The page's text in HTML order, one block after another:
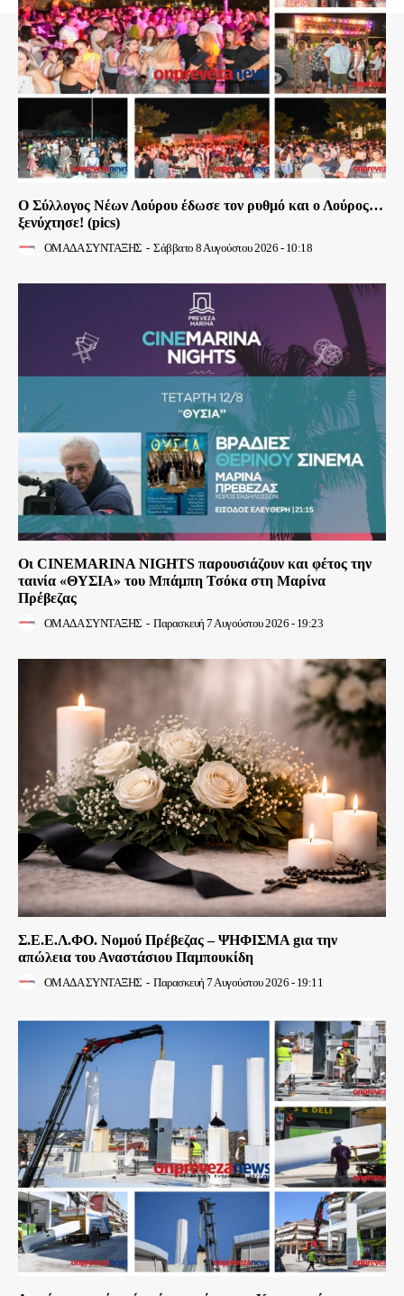
Ο Σύλλογος Νέων Λούρου έδωσε τον ρυθμό και ο Λούρος…
ξενύχτησε! (pics)
ΟΜΑΔΑ ΣΥΝΤΑΞΗΣ - Σάββατο 8 Αυγούστου 2026 - 10:18
Οι CINEMARINA NIGHTS παρουσιάζουν και φέτος την
ταινία «ΘΥΣΙΑ» του Μπάμπη Τσόκα στη Μαρίνα
Πρέβεζας
ΟΜΑΔΑ ΣΥΝΤΑΞΗΣ - Παρασκευή 7 Αυγούστου 2026 - 19:23
Σ.Ε.Ε.Λ.ΦΟ. Νομού Πρέβεζας – ΨΗΦΙΣΜΑ gια την
απώλεια του Αναστάσιου Παμπουκίδη
ΟΜΑΔΑ ΣΥΝΤΑΞΗΣ - Παρασκευή 7 Αυγούστου 2026 - 19:11